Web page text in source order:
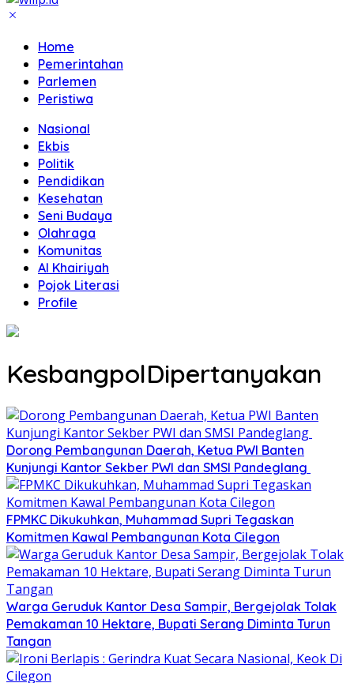
Home
Pemerintahan
Parlemen
Peristiwa
Nasional
Ekbis
Politik
Pendidikan
Kesehatan
Seni Budaya
Olahraga
Komunitas
Al Khairiyah
Pojok Literasi
Profile
KesbangpolDipertanyakan
Dorong Pembangunan Daerah, Ketua PWI Banten
Kunjungi Kantor Sekber PWI dan SMSI Pandeglang
FPMKC Dikukuhkan, Muhammad Supri Tegaskan
Komitmen Kawal Pembangunan Kota Cilegon
Warga Geruduk Kantor Desa Sampir, Bergejolak Tolak
Pemakaman 10 Hektare, Bupati Serang Diminta Turun
Tangan